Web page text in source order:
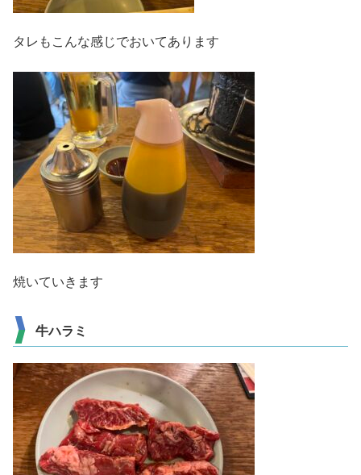
タレもこんな感じでおいてあります
焼いていきます
牛ハラミ